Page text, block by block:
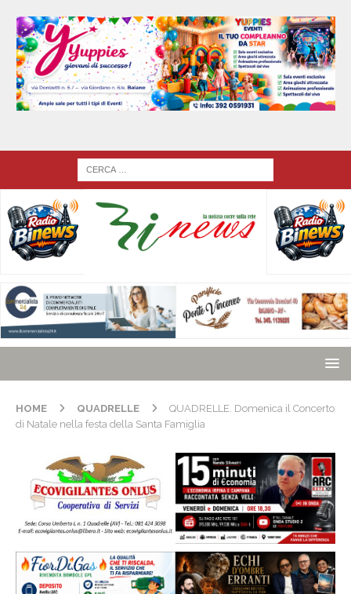
HOME QUADRELLE
QUADRELLE. Domenica il Concerto
di Natale nella festa della Santa Famiglia